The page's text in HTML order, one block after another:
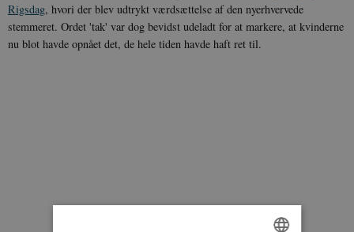
Rigsdag, hvori der blev udtrykt værdsættelse af den nyerhvervede
stemmeret. Ordet 'tak' var dog bevidst udeladt for at markere, at kvinderne
nu blot havde opnået det, de hele tiden havde haft ret til.